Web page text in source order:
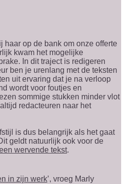
haar op de bank om onze offerte
kwam het mogelijke
In dit traject is redigeren
ben je urenlang met de teksten
uit ervaring dat je na verloop
wordt voor foutjes en
sommige stukken minder vlot
redacteuren naar het
is dus belangrijk als het gaat
geldt natuurlijk ook voor de
wervende tekst.
in zijn werk’, vroeg Marly